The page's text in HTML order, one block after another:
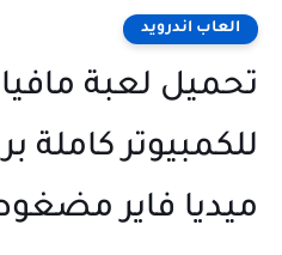
العاب اندرويد
للكمبيوتر كاملة
ميديا فاير